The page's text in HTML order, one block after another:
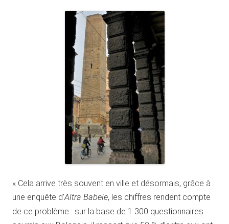
« Cela arrive très souvent en ville et désormais, grâce à
une enquête d’Altra Babele, les chiffres rendent compte
de ce problème : sur la base de 1 300 questionnaires